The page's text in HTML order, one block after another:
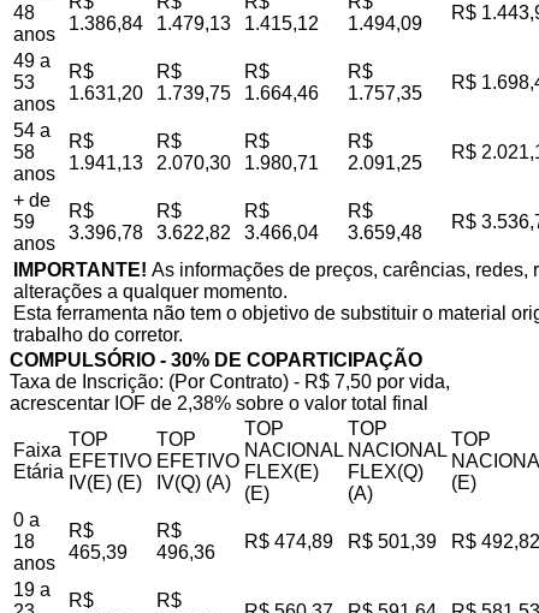
48
anos
1.386,84
1.479,13
1.415,12
1.494,09
R$
49 a
53
anos
R$
1.631,20
R$
1.739,75
R$
1.664,46
R$
1.757,35
R$
54 a
58
anos
R$
1.941,13
R$
2.070,30
R$
1.980,71
R$
2.091,25
R$
+ de
59
anos
R$
3.396,78
R$
3.622,82
R$
3.466,04
R$
3.659,48
R$
IMPORTANTE! As informações de preços, carências,
alterações a qualquer momento.
Esta ferramenta não tem o objetivo de substituir o material
trabalho do corretor.
COMPULSÓRIO - 30% DE COPARTICIPAÇÃO
Taxa de Inscrição: (Por Contrato) - R$ 7,50 por vida,
acrescentar IOF de 2,38% sobre o valor total final
Faixa
Etária
TOP
EFETIVO
IV(E) (E)
TOP
EFETIVO
IV(Q) (A)
TOP
NACIONAL
FLEX(E)
(E)
TOP
NACIONAL
FLEX(Q)
(A)
TOP
(E)
0 a
18
anos
R$
465,39
R$
496,36
R$ 474,89 R$ 501,39 R$ 492,82
19 a
R$
R$